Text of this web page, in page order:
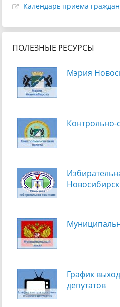
Календарь приема граждан
ПОЛЕЗНЫЕ РЕСУРСЫ
Мэрия
Контрольно-
График
депутатов